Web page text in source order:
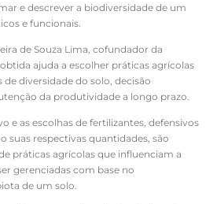
e descrever a biodiversidade de um
e funcionais.
de Souza Lima, cofundador da
ajuda a escolher práticas agrícolas
diversidade do solo, decisão
da produtividade a longo prazo.
e as escolhas de fertilizantes, defensivos
suas respectivas quantidades, são
práticas agrícolas que influenciam a
gerenciadas com base no
de um solo.